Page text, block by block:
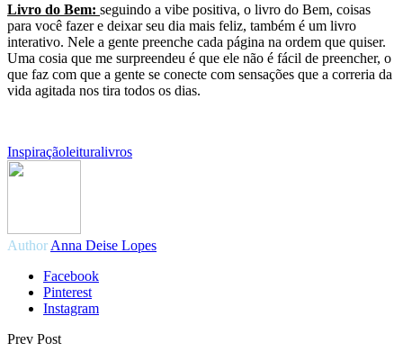
Livro do Bem: seguindo a vibe positiva, o livro do Bem, coisas
para você fazer e deixar seu dia mais feliz, também é um livro
interativo. Nele a gente preenche cada página na ordem que quiser.
Uma cosia que me surpreendeu é que ele não é fácil de preencher, o
que faz com que a gente se conecte com sensações que a correria da
vida agitada nos tira todos os dias.
Inspiraçãoleituralivros
Author Anna Deise Lopes
Facebook
Pinterest
Instagram
Prev Post